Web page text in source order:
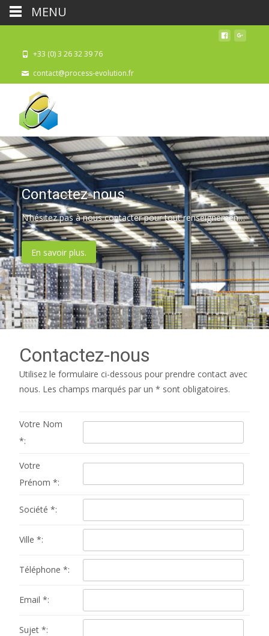
+33 (0) 3 26 32 39 76
contact@process-evolution.fr
Contactez-nous
N’hésitez pas à nous contacter pour tout renseignement complémentaire.
En savoir plus.
Contactez-nous
Utilisez le formulaire ci-dessous pour prendre contact avec
nous. Les champs marqués par un * sont obligatoires.
Votre Nom
*:
Votre
Prénom *:
Société *:
Ville *:
Téléphone *:
Email *:
Sujet *:
MENU